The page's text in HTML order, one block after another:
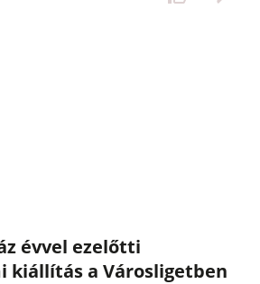
évvel ezelőtti
kiállítás a Városligetben